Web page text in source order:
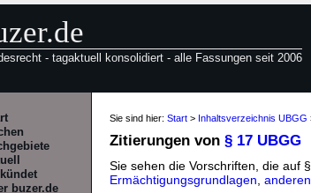
- tagaktuell konsolidiert - alle Fassungen seit 2006
buzer.de
Sie sind hier: Start > Inhaltsverzeichnis UBGG
Zitierungen von § 17 UBGG
Sie sehen die Vorschriften, die auf
Ermächtigungsgrundlagen